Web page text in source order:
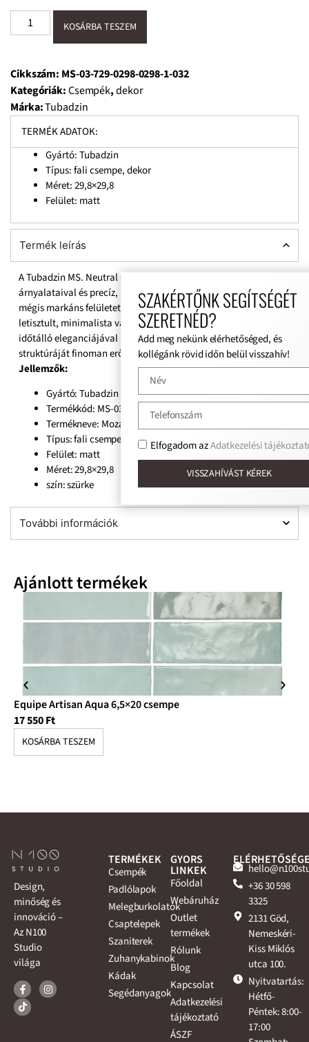
KOSÁRBA TESZEM
Cikkszám: MS-03-729-0298-0298-1-032
Kategóriák:Csempék,dekor
Márka:Tubadzin
TERMÉK ADATOK:
Gyártó: Tubadzin
Típus: fali csempe, dekor
Méret: 29,8×29,8
Felület: matt
Termék leírás
A Tubadzin MS. Neutral Grey 29,8×29,8 mozaik kifinomult szürke
árnyalataival és precíz, modern kiosztásával harmonikus,
mégis markáns felületet hoz létre, amely tökéletesen illeszkedik
letisztult, minimalista vagy skandináv enteriőrökbe, miközben
időtálló eleganciájával bármely helyiség fényét és vizuális
struktúráját finoman erősíti.
Jellemzők:
Gyártó: Tubadzin
Termékkód: MS-03-729-0298-0298-1-032
Termékneve: Mozaik ścienna Neutral Grey
Típus: fali csempe, dekor
Felület: matt
Méret: 29,8×29,8
szín: szürke
További információk
Ajánlott termékek
Equipe Artisan Aqua 6,5×20 csempe
17 550Ft
KOSÁRBA TESZEM
Design,
minőség és
innováció –
Az N100
Studio
világa
TERMÉKEK
Csempék
Padlólapok
Melegburkolatok
Csaptelepek
Szaniterek
Zuhanykabinok
Kádak
Segédanyagok
GYORS
LINKEK
Főoldal
Webáruház
Outlet
termékek
Rólunk
Blog
Kapcsolat
Adatkezelési
tájékoztató
ÁSZF
+36 30 598
3325
2131 Göd,
Nemeskéri-
Kiss Miklós
utca 100.
Nyitvatartás:
Hétfő-
Péntek: 8:00-
17:00
SZAKÉRTŐNK SEGÍTSÉGÉT
SZERETNÉD?
Add meg nekünk elérhetőséged, és
kollégánk rövid időn belül visszahív!
Elfogadom azAdatkezelési
VISSZAHÍVÁST KÉREK